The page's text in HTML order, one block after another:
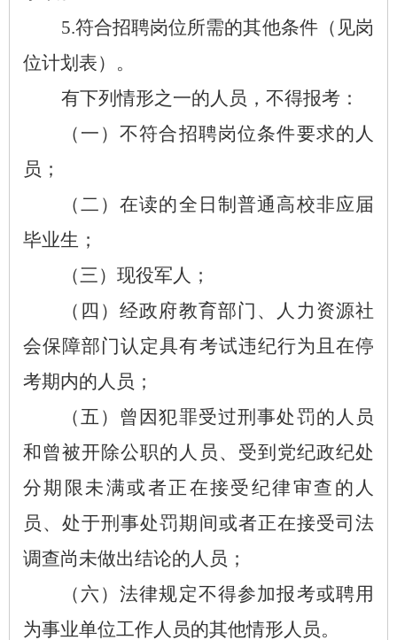
5.符合招聘岗位所需的其他条件（见岗
位计划表）。
有下列情形之一的人员，不得报考：
（一）不符合招聘岗位条件要求的人
员；
（二）在读的全日制普通高校非应届
毕业生；
（三）现役军人；
（四）经政府教育部门、人力资源社
会保障部门认定具有考试违纪行为且在停
考期内的人员；
（五）曾因犯罪受过刑事处罚的人员
和曾被开除公职的人员、受到党纪政纪处
分期限未满或者正在接受纪律审查的人
员、处于刑事处罚期间或者正在接受司法
调查尚未做出结论的人员；
（六）法律规定不得参加报考或聘用
为事业单位工作人员的其他情形人员。